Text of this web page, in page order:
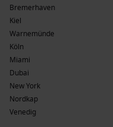
Bremerhaven
Kiel
Warnemünde
Köln
Miami
Dubai
New York
Nordkap
Venedig